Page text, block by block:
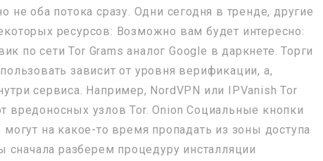
не оба потока сразу. Одни сегодня в тренде, другие
ресурсов: Возможно вам будет интересно:
по сети Tor Grams аналог Google в даркнете. Торги
зависит от уровня верификации, а,
сервиса. Например, NordVPN или IPVanish Tor
вредоносных узлов Tor. Onion Социальные кнопки
на какое-то время пропадать из зоны доступа
сначала разберем процедуру инсталляции